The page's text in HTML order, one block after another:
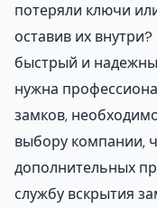
потеряли ключи
оставив их
быстрый и
нужна
замков,
выбору компании,
дополнительных
службу вскрытия